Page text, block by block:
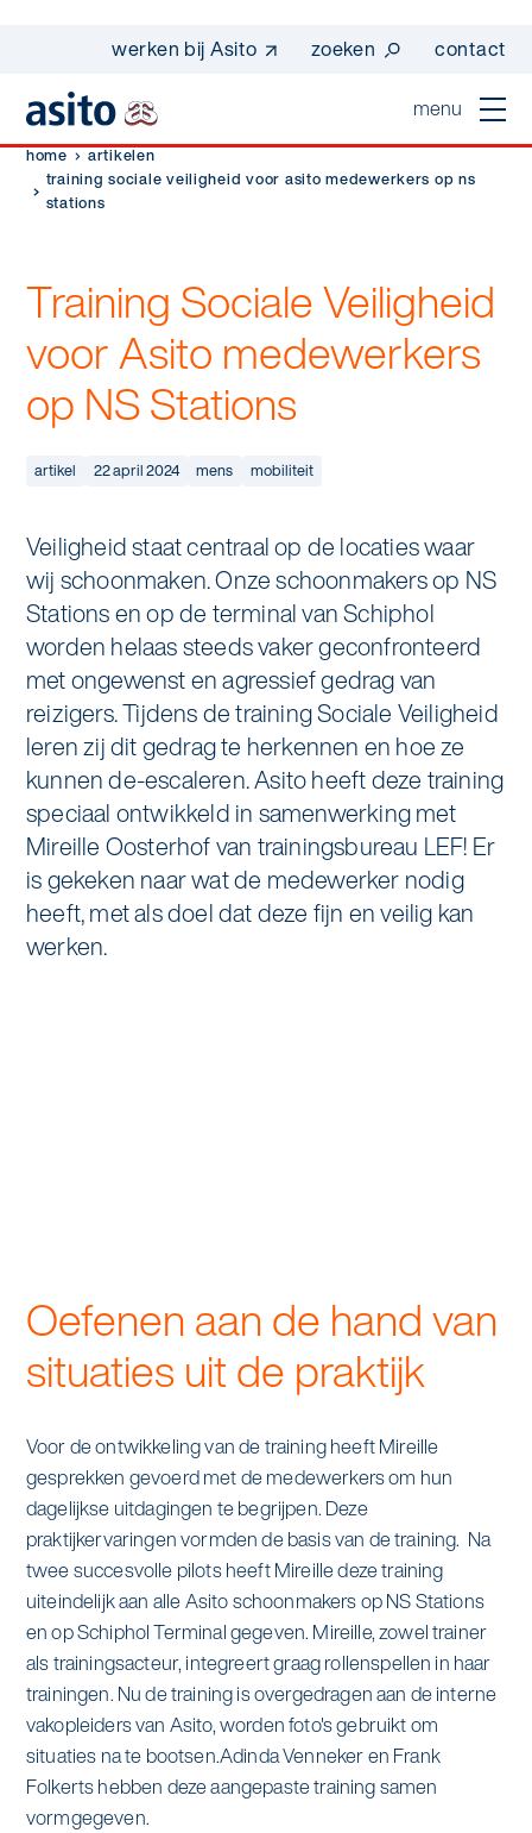
werken bij Asito zoeken contact
menu
Suggesties
werken bij asito
one go - werk beter samen met one go
op weg naar volledig circulair in 2030 met
home
Dagelijkse schoonmaak
Interieurreiniging
Vloerreiniging
Specialistische schoonmaak
Graffitireiniging
Glas- en gevelreiniging
Reinigen en coaten van RVS
Aanvullende diensten
One Go
Zorgondersteuning
sectoren
In de buurt
Industrie
Onderwijs
Overheid
Recreatie
Retail
Zakelijk
Zorg
wij zijn Asito
Wij zijn Asito
Asito impuls
Sponsoring
Locaties
Nieuws
Artikelen
Kennisbank
Contact
Werken bij Asito
Zoeken
Offerte aanvragen
home
artikelen
training sociale veiligheid voor asito medewerkers op ns
stations
Training Sociale Veiligheid
voor Asito medewerkers
op NS Stations
artikel 22 april 2024 mens mobiliteit
Veiligheid staat centraal op de locaties waar
wij schoonmaken. Onze schoonmakers op NS
Stations en op de terminal van Schiphol
worden helaas steeds vaker geconfronteerd
met ongewenst en agressief gedrag van
reizigers. Tijdens de training Sociale Veiligheid
leren zij dit gedrag te herkennen en hoe ze
kunnen de-escaleren. Asito heeft deze training
speciaal ontwikkeld in samenwerking met
Mireille Oosterhof van trainingsbureau LEF! Er
is gekeken naar wat de medewerker nodig
heeft, met als doel dat deze fijn en veilig kan
werken.
Oefenen aan de hand van
situaties uit de praktijk
Voor de ontwikkeling van de training heeft Mireille
gesprekken gevoerd met de medewerkers om hun
dagelijkse uitdagingen te begrijpen. Deze
praktijkervaringen vormden de basis van de training. Na
twee succesvolle pilots heeft Mireille deze training
uiteindelijk aan alle Asito schoonmakers op NS Stations
en op Schiphol Terminal gegeven. Mireille, zowel trainer
als trainingsacteur, integreert graag rollenspellen in haar
trainingen. Nu de training is overgedragen aan de interne
vakopleiders van Asito, worden foto's gebruikt om
situaties na te bootsen.Adinda Venneker en Frank
Folkerts hebben deze aangepaste training samen
vormgegeven.